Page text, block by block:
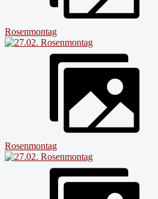
Rosenmontag
Rosenmontag